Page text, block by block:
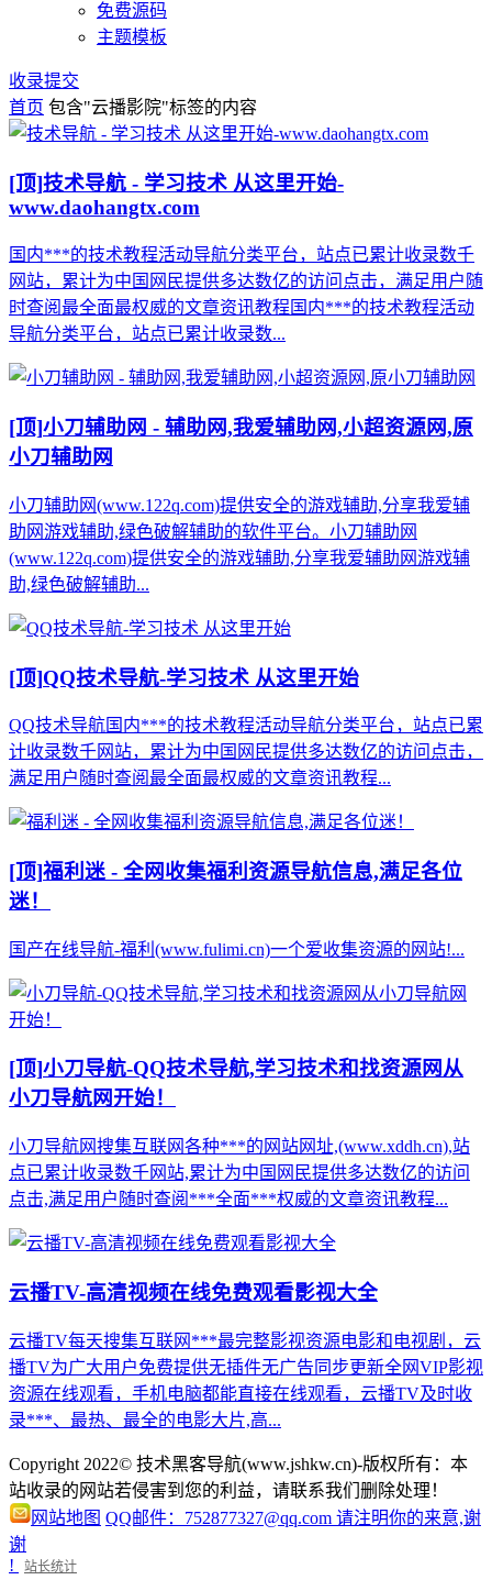
免费源码
主题模板
收录提交
首页 包含"云播影院"标签的内容
[顶]技术导航 - 学习技术 从这里开始-
www.daohangtx.com
国内***的技术教程活动导航分类平台，站点已累计收录数千
网站，累计为中国网民提供多达数亿的访问点击，满足用户随
时查阅最全面最权威的文章资讯教程国内***的技术教程活动
导航分类平台，站点已累计收录数...
[顶]小刀辅助网 - 辅助网,我爱辅助网,小超资源网,原
小刀辅助网
小刀辅助网(www.122q.com)提供安全的游戏辅助,分享我爱辅
助网游戏辅助,绿色破解辅助的软件平台。小刀辅助网
(www.122q.com)提供安全的游戏辅助,分享我爱辅助网游戏辅
助,绿色破解辅助...
[顶]QQ技术导航-学习技术 从这里开始
QQ技术导航国内***的技术教程活动导航分类平台，站点已累
计收录数千网站，累计为中国网民提供多达数亿的访问点击，
满足用户随时查阅最全面最权威的文章资讯教程...
[顶]福利迷 - 全网收集福利资源导航信息,满足各位
迷！
国产在线导航-福利(www.fulimi.cn)一个爱收集资源的网站!...
[顶]小刀导航-QQ技术导航,学习技术和找资源网从
小刀导航网开始！
小刀导航网搜集互联网各种***的网站网址,(www.xddh.cn),站
点已累计收录数千网站,累计为中国网民提供多达数亿的访问
点击,满足用户随时查阅***全面***权威的文章资讯教程...
云播TV-高清视频在线免费观看影视大全
云播TV每天搜集互联网***最完整影视资源电影和电视剧，云
播TV为广大用户免费提供无插件无广告同步更新全网VIP影视
资源在线观看，手机电脑都能直接在线观看，云播TV及时收
录***、最热、最全的电影大片,高...
Copyright 2022© 技术黑客导航(www.jshkw.cn)-版权所有：本
站收录的网站若侵害到您的利益，请联系我们删除处理！
网站地图 QQ邮件：752877327@qq.com 请注明你的来意,谢
谢
!
站长统计